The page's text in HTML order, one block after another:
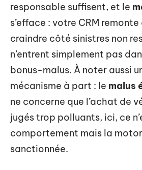
responsable suffisent, et le
s’efface : votre CRM remonte
craindre côté sinistres non
n’entrent simplement pas
bonus-malus. À noter aussi
mécanisme à part : le malus
ne concerne que l’achat de
jugés trop polluants, ici, ce
comportement mais la
sanctionnée.